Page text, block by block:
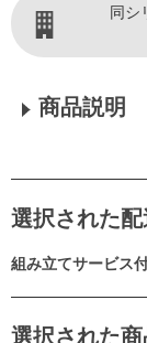
同シ
商品説明
選択された
組み立てサービス
選択された